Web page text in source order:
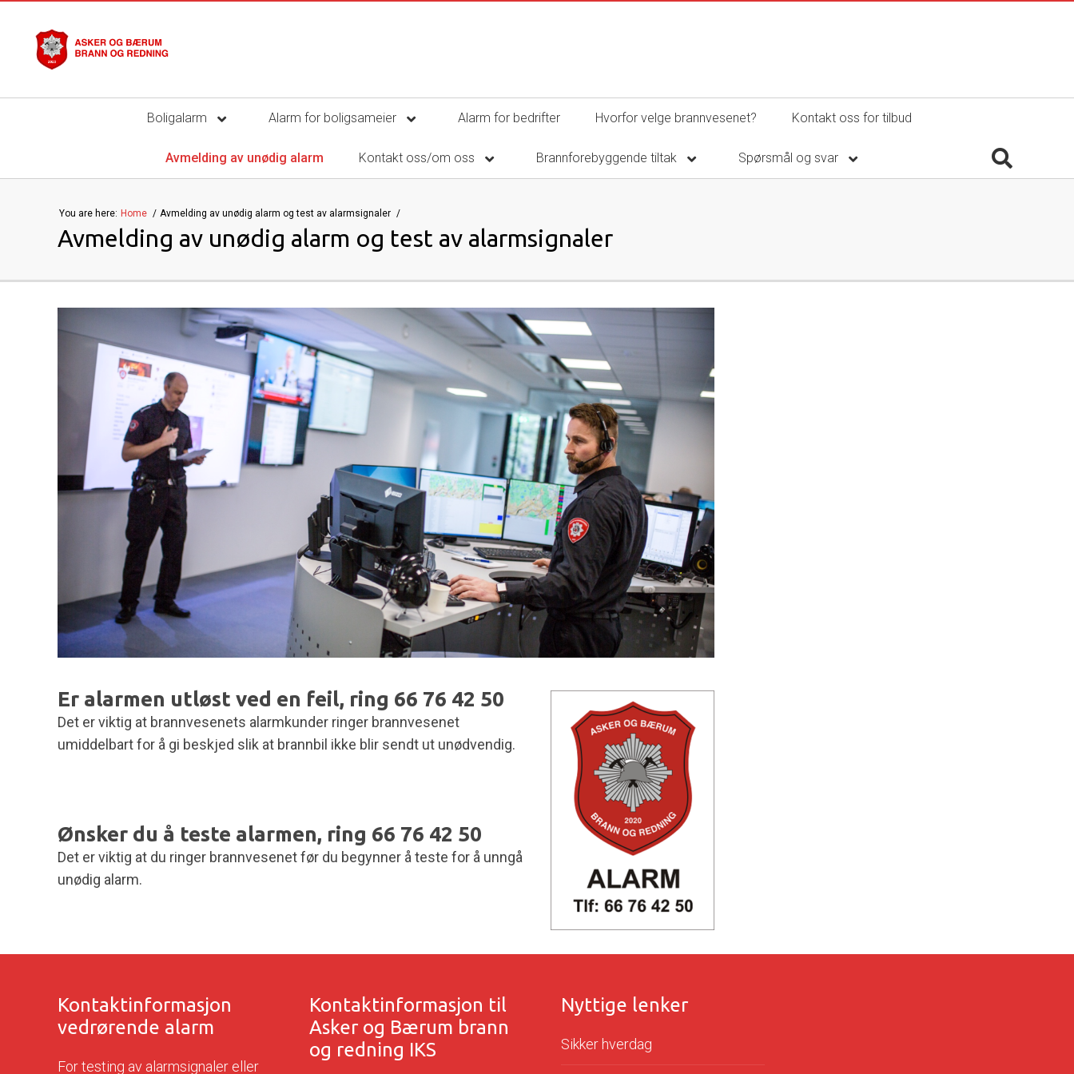
Boligalarm Alarm for boligsameier Alarm for bedrifter Hvorfor velge brannvesenet? Kontakt oss for tilbud
Avmelding av unødig alarm Kontakt oss/om oss Brannforebyggende tiltak Spørsmål og svar
You are here: Home Avmelding av unødig alarm og test av alarmsignaler
Avmelding av unødig alarm og test av alarmsignaler
Er alarmen utløst ved en feil, ring 66 76 42 50
Det er viktig at brannvesenets alarmkunder ringer brannvesenet
umiddelbart for å gi beskjed slik at brannbil ikke blir sendt ut unødvendig.
Ønsker du å teste alarmen, ring 66 76 42 50
Det er viktig at du ringer brannvesenet før du begynner å teste for å unngå
unødig alarm.
Kontaktinformasjon
vedrørende alarm
For testing av alarmsignaler eller
Kontaktinformasjon til
Asker og Bærum brann
og redning IKS
Nyttige lenker
Sikker hverdag